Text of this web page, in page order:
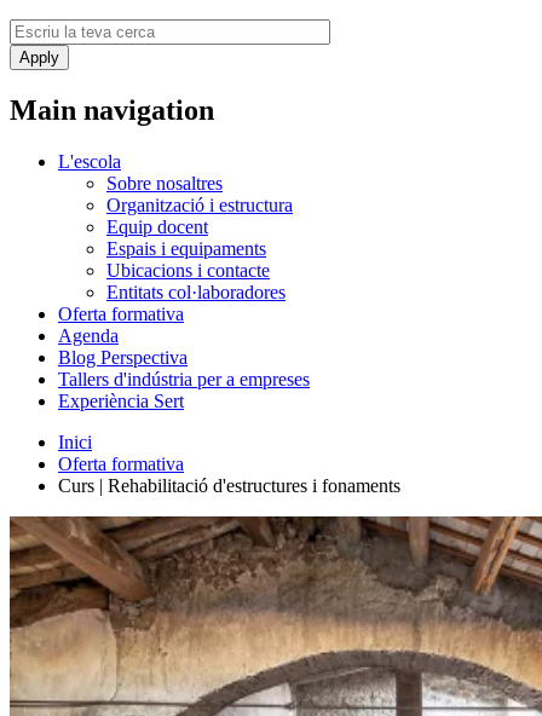
Main navigation
L'escola
Sobre nosaltres
Organització i estructura
Equip docent
Espais i equipaments
Ubicacions i contacte
Entitats col·laboradores
Oferta formativa
Agenda
Blog Perspectiva
Tallers d'indústria per a empreses
Experiència Sert
Inici
Oferta formativa
Curs | Rehabilitació d'estructures i fonaments